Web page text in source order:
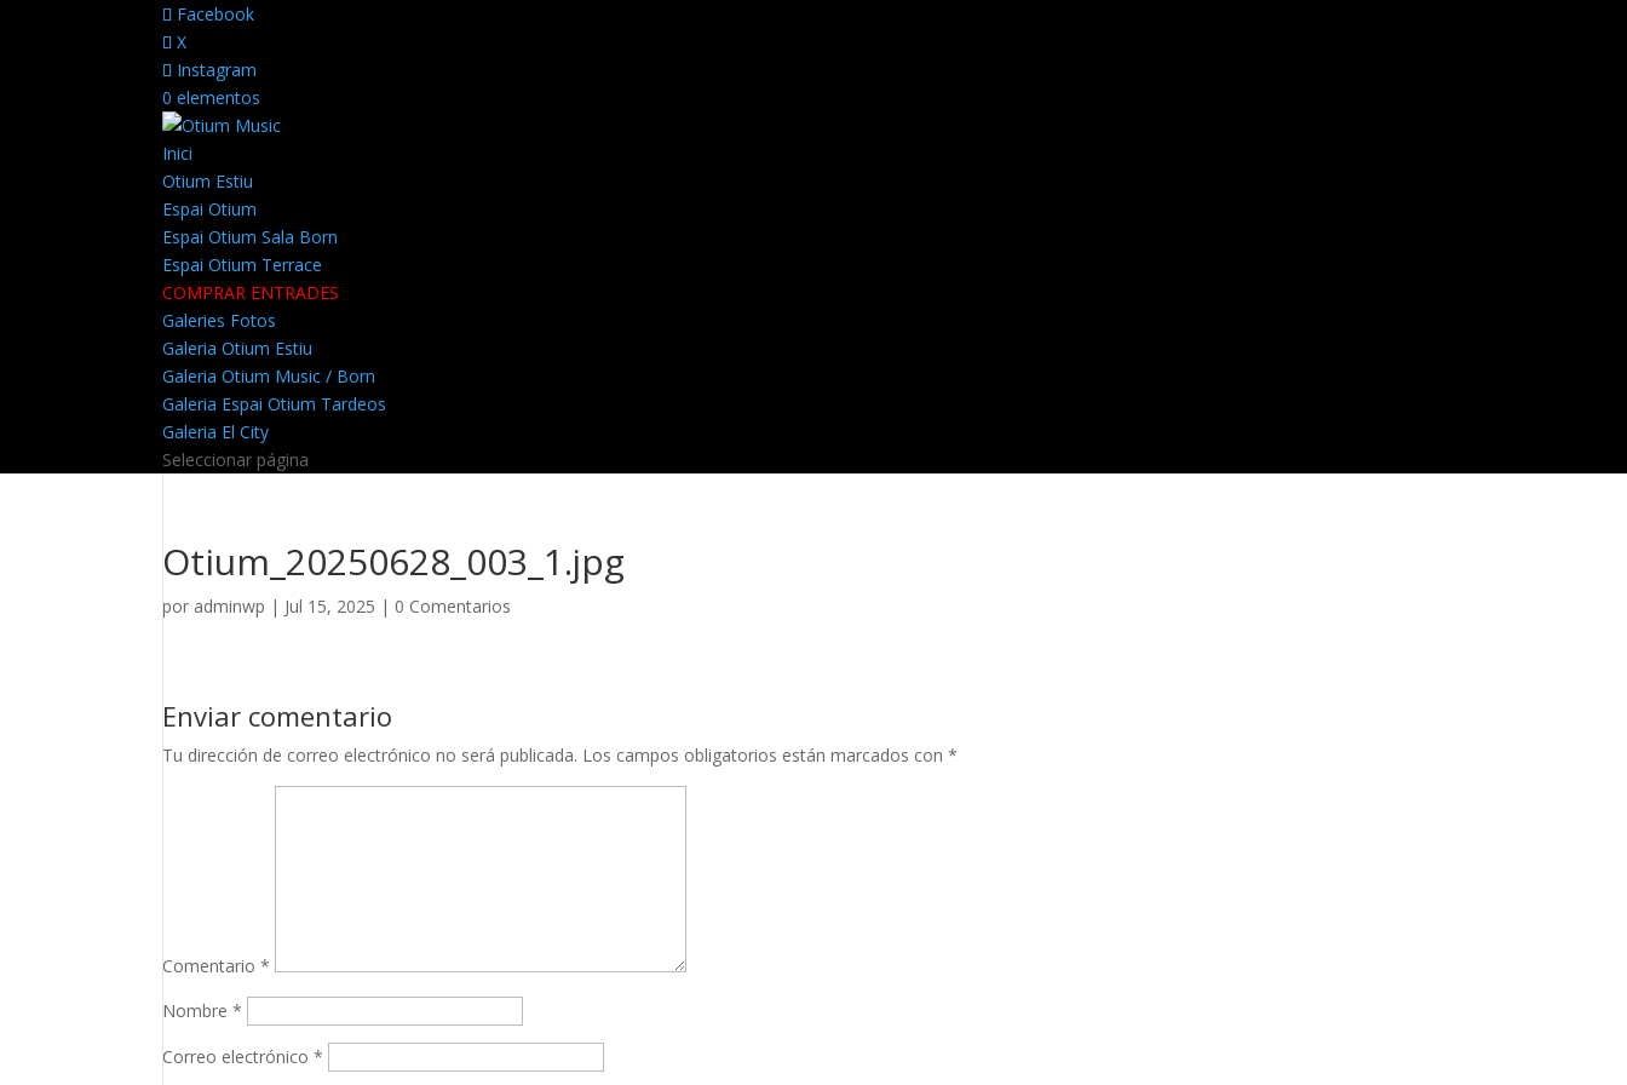
Facebook
X
Instagram
0 elementos
Inici
Otium Estiu
Espai Otium
Espai Otium Sala Born
Espai Otium Terrace
COMPRAR ENTRADES
Galeries Fotos
Galeria Otium Estiu
Galeria Otium Music / Born
Galeria Espai Otium Tardeos
Galeria El City
Seleccionar página
Otium_20250628_003_1.jpg
por adminwp | Jul 15, 2025 | 0 Comentarios
Enviar comentario
Tu dirección de correo electrónico no será publicada. Los campos obligatorios están marcados con*
Comentario*
Nombre*
Correo electrónico*